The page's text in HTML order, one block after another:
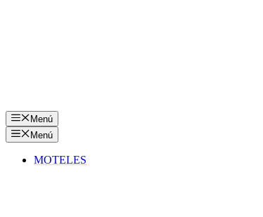
Menú
Menú
MOTELES